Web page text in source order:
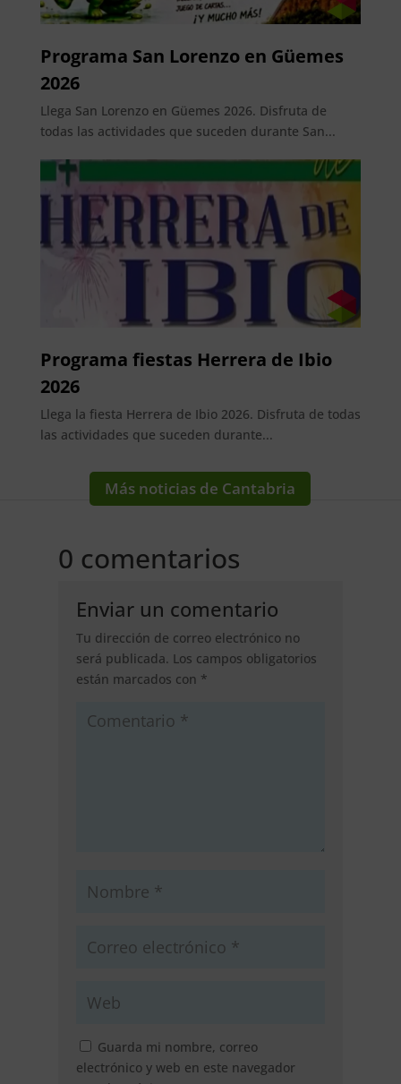
Programa San Lorenzo en Güemes
2026
Llega San Lorenzo en Güemes 2026. Disfruta de
todas las actividades que suceden durante San...
Programa fiestas Herrera de Ibio
2026
Llega la fiesta Herrera de Ibio 2026. Disfruta de todas
las actividades que suceden durante...
Más noticias de Cantabria
0 comentarios
Enviar un comentario
Tu dirección de correo electrónico no
será publicada. Los campos obligatorios
están marcados con *
Guarda mi nombre, correo
electrónico y web en este navegador